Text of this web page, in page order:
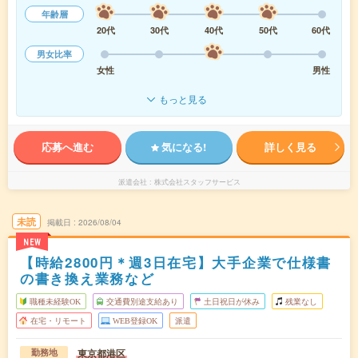
年齢層
20代
30代 40代 50代
60代
男女比率
女性
男性
もっと見る
応募へ進む 気になる! 詳しく見る
派遣会社 株式会社スタッフサービス
未読
NEW
掲載日 2026/08/04
【時給2800円＊週3日在宅】大手企業で仕様書
の書き換え業務など
職種未経験OK 交通費別途支給あり 土日祝日が休み 残業なし
在宅・リモート WEB登録OK 派遣
勤務地 東京都港区